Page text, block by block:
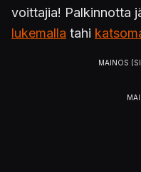
voittajia! Palkinnotta
lukemalla tahi